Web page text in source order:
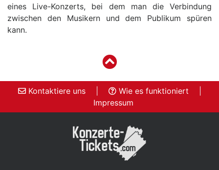
eines Live-Konzerts, bei dem man die Verbindung
zwischen den Musikern und dem Publikum spüren
kann.
Kontaktiere uns Wie es funktioniert
Impressum